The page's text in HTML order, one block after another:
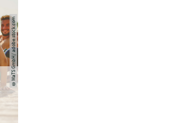
©
MaTS GmbH/ adobe.stock.com